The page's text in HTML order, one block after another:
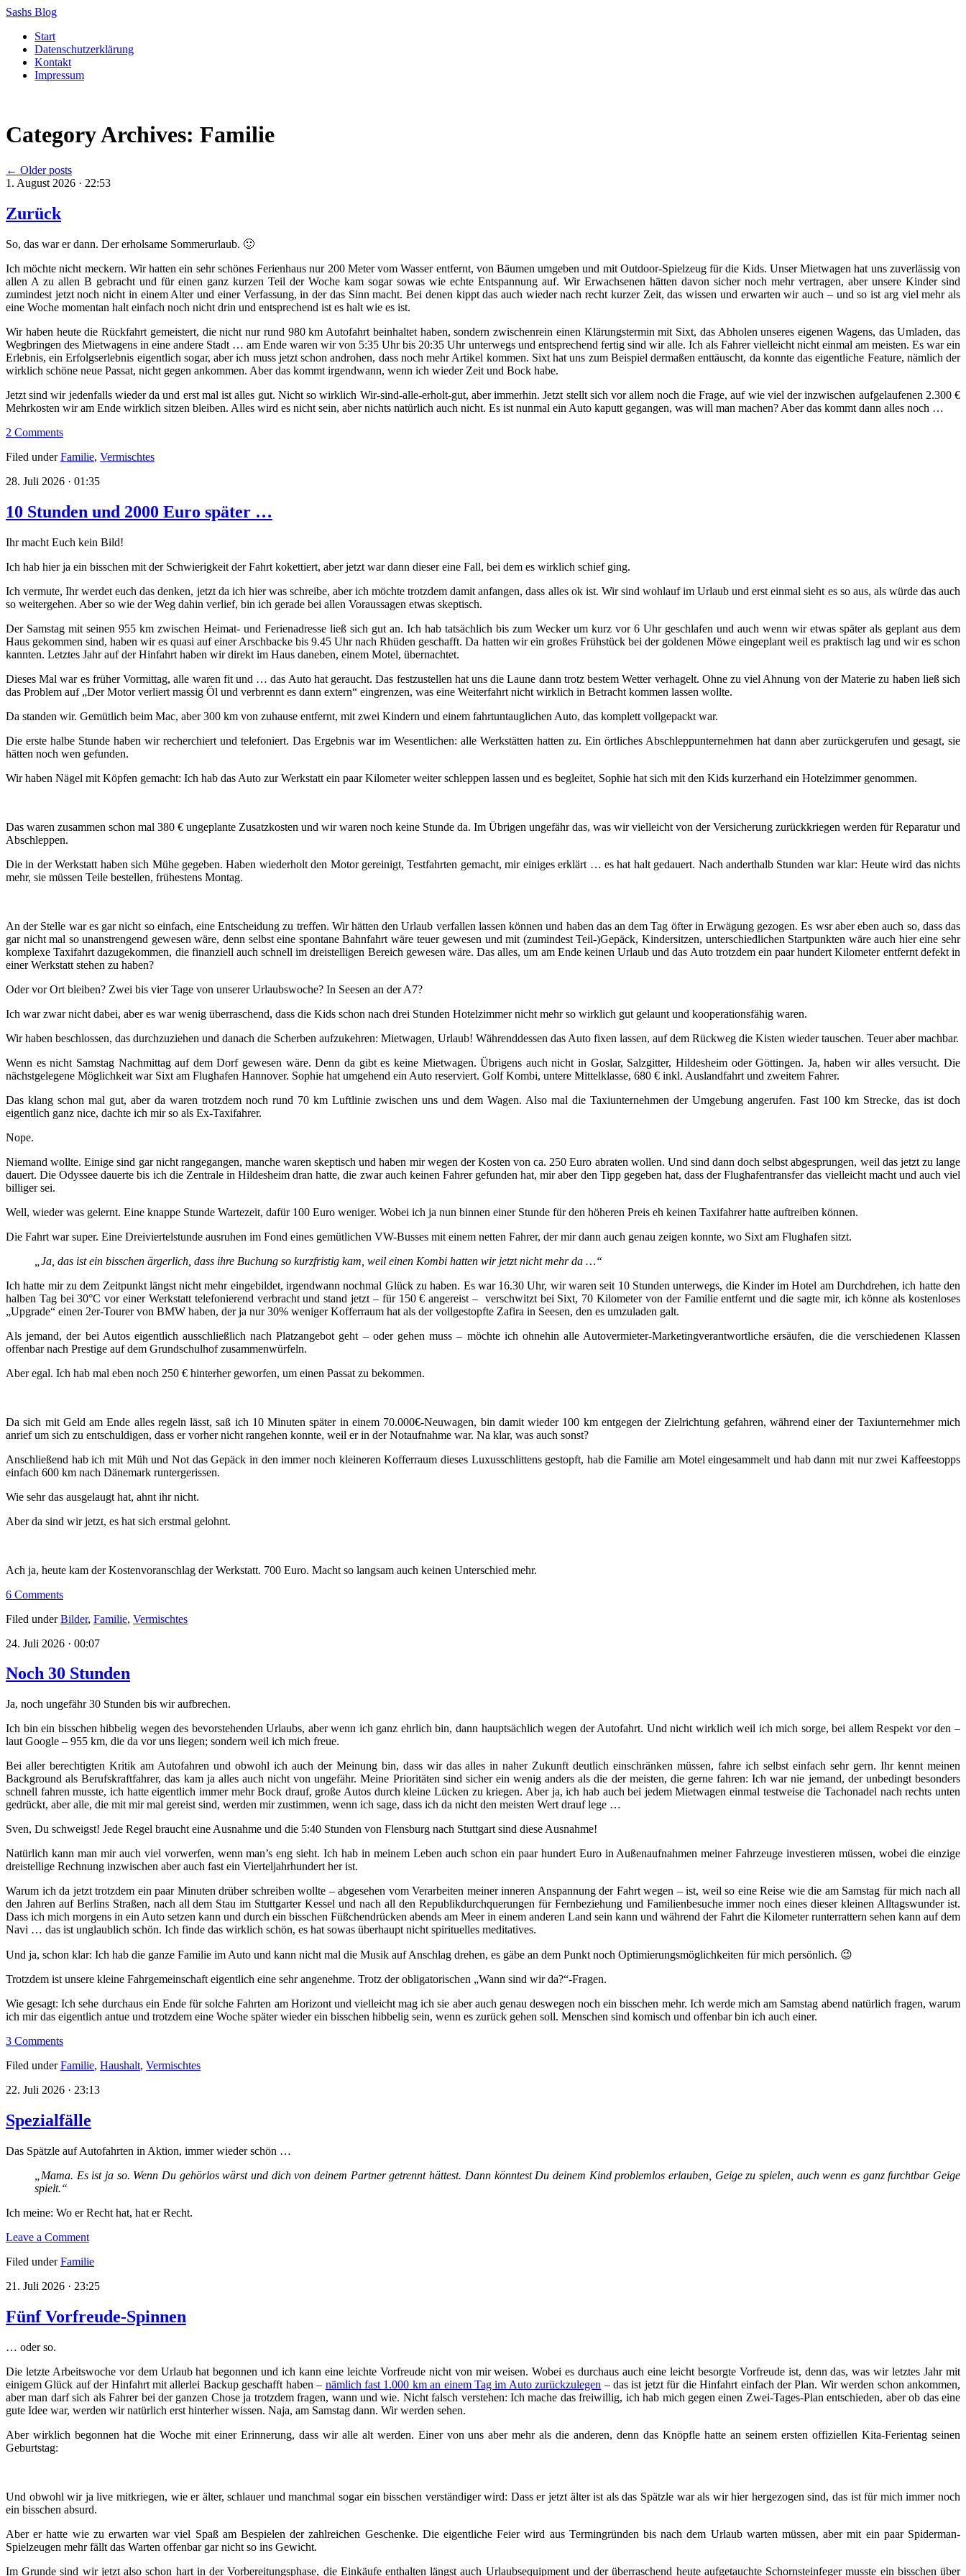
Sashs Blog
Skip
content
Start
Datenschutzerklärung
Kontakt
Impressum
Category Archives: Familie
← Older posts
1. August 2026 · 22:53
Zurück
So, das war er dann. Der erholsame Sommerurlaub. 🙂
Ich möchte nicht meckern. Wir hatten ein sehr schönes Ferienhaus nur 200 Meter vom Wasser entfernt, von Bäumen umgeben und mit Outdoor-Spielzeug für die Kids. Unser Mietwagen hat uns zuverlässig von
allen A zu allen B gebracht und für einen ganz kurzen Teil der Woche kam sogar sowas wie echte Entspannung auf. Wir Erwachsenen hätten davon sicher noch mehr vertragen, aber unsere Kinder sind
zumindest jetzt noch nicht in einem Alter und einer Verfassung, in der das Sinn macht. Bei denen kippt das auch wieder nach recht kurzer Zeit, das wissen und erwarten wir auch – und so ist arg viel mehr als
eine Woche momentan halt einfach noch nicht drin und entsprechend ist es halt wie es ist.
Wir haben heute die Rückfahrt gemeistert, die nicht nur rund 980 km Autofahrt beinhaltet haben, sondern zwischenrein einen Klärungstermin mit Sixt, das Abholen unseres eigenen Wagens, das Umladen, das
Wegbringen des Mietwagens in eine andere Stadt … am Ende waren wir von 5:35 Uhr bis 20:35 Uhr unterwegs und entsprechend fertig sind wir alle. Ich als Fahrer vielleicht nicht einmal am meisten. Es war ein
Erlebnis, ein Erfolgserlebnis eigentlich sogar, aber ich muss jetzt schon androhen, dass noch mehr Artikel kommen. Sixt hat uns zum Beispiel dermaßen enttäuscht, da konnte das eigentliche Feature, nämlich der
wirklich schöne neue Passat, nicht gegen ankommen. Aber das kommt irgendwann, wenn ich wieder Zeit und Bock habe.
Jetzt sind wir jedenfalls wieder da und erst mal ist alles gut. Nicht so wirklich Wir-sind-alle-erholt-gut, aber immerhin. Jetzt stellt sich vor allem noch die Frage, auf wie viel der inzwischen aufgelaufenen 2.300 €
Mehrkosten wir am Ende wirklich sitzen bleiben. Alles wird es nicht sein, aber nichts natürlich auch nicht. Es ist nunmal ein Auto kaputt gegangen, was will man machen? Aber das kommt dann alles noch …
2 Comments
Filed underFamilie, Vermischtes
28. Juli 2026 · 01:35
10 Stunden und 2000 Euro später …
Ihr macht Euch kein Bild!
Ich hab hier ja ein bisschen mit der Schwierigkeit der Fahrt kokettiert, aber jetzt war dann dieser eine Fall, bei dem es wirklich schief ging.
Ich vermute, Ihr werdet euch das denken, jetzt da ich hier was schreibe, aber ich möchte trotzdem damit anfangen, dass alles ok ist. Wir sind wohlauf im Urlaub und erst einmal sieht es so aus, als würde das auch
so weitergehen. Aber so wie der Weg dahin verlief, bin ich gerade bei allen Voraussagen etwas skeptisch.
Der Samstag mit seinen 955 km zwischen Heimat- und Ferienadresse ließ sich gut an. Ich hab tatsächlich bis zum Wecker um kurz vor 6 Uhr geschlafen und auch wenn wir etwas später als geplant aus dem
Haus gekommen sind, haben wir es quasi auf einer Arschbacke bis 9.45 Uhr nach Rhüden geschafft. Da hatten wir ein großes Frühstück bei der goldenen Möwe eingeplant weil es praktisch lag und wir es schon
kannten. Letztes Jahr auf der Hinfahrt haben wir direkt im Haus daneben, einem Motel, übernachtet.
Dieses Mal war es früher Vormittag, alle waren fit und … das Auto hat geraucht. Das festzustellen hat uns die Laune dann trotz bestem Wetter verhagelt. Ohne zu viel Ahnung von der Materie zu haben ließ sich
das Problem auf „Der Motor verliert massig Öl und verbrennt es dann extern“ eingrenzen, was eine Weiterfahrt nicht wirklich in Betracht kommen lassen wollte.
Da standen wir. Gemütlich beim Mac, aber 300 km von zuhause entfernt, mit zwei Kindern und einem fahrtuntauglichen Auto, das komplett vollgepackt war.
Die erste halbe Stunde haben wir recherchiert und telefoniert. Das Ergebnis war im Wesentlichen: alle Werkstätten hatten zu. Ein örtliches Abschleppunternehmen hat dann aber zurückgerufen und gesagt, sie
hätten noch wen gefunden.
Wir haben Nägel mit Köpfen gemacht: Ich hab das Auto zur Werkstatt ein paar Kilometer weiter schleppen lassen und es begleitet, Sophie hat sich mit den Kids kurzerhand ein Hotelzimmer genommen.
Das waren zusammen schon mal 380 € ungeplante Zusatzkosten und wir waren noch keine Stunde da. Im Übrigen ungefähr das, was wir vielleicht von der Versicherung zurückkriegen werden für Reparatur und
Abschleppen.
Die in der Werkstatt haben sich Mühe gegeben. Haben wiederholt den Motor gereinigt, Testfahrten gemacht, mir einiges erklärt … es hat halt gedauert. Nach anderthalb Stunden war klar: Heute wird das nichts
mehr, sie müssen Teile bestellen, frühestens Montag.
An der Stelle war es gar nicht so einfach, eine Entscheidung zu treffen. Wir hätten den Urlaub verfallen lassen können und haben das an dem Tag öfter in Erwägung gezogen. Es wsr aber eben auch so, dass das
gar nicht mal so unanstrengend gewesen wäre, denn selbst eine spontane Bahnfahrt wäre teuer gewesen und mit (zumindest Teil-)Gepäck, Kindersitzen, unterschiedlichen Startpunkten wäre auch hier eine sehr
komplexe Taxifahrt dazugekommen, die finanziell auch schnell im dreistelligen Bereich gewesen wäre. Das alles, um am Ende keinen Urlaub und das Auto trotzdem ein paar hundert Kilometer entfernt defekt in
einer Werkstatt stehen zu haben?
Oder vor Ort bleiben? Zwei bis vier Tage von unserer Urlaubswoche? In Seesen an der A7?
Ich war zwar nicht dabei, aber es war wenig überraschend, dass die Kids schon nach drei Stunden Hotelzimmer nicht mehr so wirklich gut gelaunt und kooperationsfähig waren.
Wir haben beschlossen, das durchzuziehen und danach die Scherben aufzukehren: Mietwagen, Urlaub! Währenddessen das Auto fixen lassen, auf dem Rückweg die Kisten wieder tauschen. Teuer aber machbar.
Wenn es nicht Samstag Nachmittag auf dem Dorf gewesen wäre. Denn da gibt es keine Mietwagen. Übrigens auch nicht in Goslar, Salzgitter, Hildesheim oder Göttingen. Ja, haben wir alles versucht. Die
nächstgelegene Möglichkeit war Sixt am Flughafen Hannover. Sophie hat umgehend ein Auto reserviert. Golf Kombi, untere Mittelklasse, 680 € inkl. Auslandfahrt und zweitem Fahrer.
Das klang schon mal gut, aber da waren trotzdem noch rund 70 km Luftlinie zwischen uns und dem Wagen. Also mal die Taxiunternehmen der Umgebung angerufen. Fast 100 km Strecke, das ist doch
eigentlich ganz nice, dachte ich mir so als Ex-Taxifahrer.
Nope.
Niemand wollte. Einige sind gar nicht rangegangen, manche waren skeptisch und haben mir wegen der Kosten von ca. 250 Euro abraten wollen. Und sind dann doch selbst abgesprungen, weil das jetzt zu lange
dauert. Die Odyssee dauerte bis ich die Zentrale in Hildesheim dran hatte, die zwar auch keinen Fahrer gefunden hat, mir aber den Tipp gegeben hat, dass der Flughafentransfer das vielleicht macht und auch viel
billiger sei.
Well, wieder was gelernt. Eine knappe Stunde Wartezeit, dafür 100 Euro weniger. Wobei ich ja nun binnen einer Stunde für den höheren Preis eh keinen Taxifahrer hatte auftreiben können.
Die Fahrt war super. Eine Dreiviertelstunde ausruhen im Fond eines gemütlichen VW-Busses mit einem netten Fahrer, der mir dann auch genau zeigen konnte, wo Sixt am Flughafen sitzt.
„Ja, das ist ein bisschen ärgerlich, dass ihre Buchung so kurzfristig kam, weil einen Kombi hatten wir jetzt nicht mehr da …“
Ich hatte mir zu dem Zeitpunkt längst nicht mehr eingebildet, irgendwann nochmal Glück zu haben. Es war 16.30 Uhr, wir waren seit 10 Stunden unterwegs, die Kinder im Hotel am Durchdrehen, ich hatte den
halben Tag bei 30°C vor einer Werkstatt telefonierend verbracht und stand jetzt – für 150 € angereist – verschwitzt bei Sixt, 70 Kilometer von der Familie entfernt und die sagte mir, ich könne als kostenloses
„Upgrade“ einen 2er-Tourer von BMW haben, der ja nur 30% weniger Kofferraum hat als der vollgestopfte Zafira in Seesen, den es umzuladen galt.
Als jemand, der bei Autos eigentlich ausschließlich nach Platzangebot geht – oder gehen muss – möchte ich ohnehin alle Autovermieter-Marketingverantwortliche ersäufen, die die verschiedenen Klassen
offenbar nach Prestige auf dem Grundschulhof zusammenwürfeln.
Aber egal. Ich hab mal eben noch 250 € hinterher geworfen, um einen Passat zu bekommen.
Da sich mit Geld am Ende alles regeln lässt, saß ich 10 Minuten später in einem 70.000€-Neuwagen, bin damit wieder 100 km entgegen der Zielrichtung gefahren, während einer der Taxiunternehmer mich
anrief um sich zu entschuldigen, dass er vorher nicht rangehen konnte, weil er in der Notaufnahme war. Na klar, was auch sonst?
Anschließend hab ich mit Müh und Not das Gepäck in den immer noch kleineren Kofferraum dieses Luxusschlittens gestopft, hab die Familie am Motel eingesammelt und hab dann mit nur zwei Kaffeestopps
einfach 600 km nach Dänemark runtergerissen.
Wie sehr das ausgelaugt hat, ahnt ihr nicht.
Aber da sind wir jetzt, es hat sich erstmal gelohnt.
Ach ja, heute kam der Kostenvoranschlag der Werkstatt. 700 Euro. Macht so langsam auch keinen Unterschied mehr.
6 Comments
Filed underBilder, Familie, Vermischtes
24. Juli 2026 · 00:07
Noch 30 Stunden
Ja, noch ungefähr 30 Stunden bis wir aufbrechen.
Ich bin ein bisschen hibbelig wegen des bevorstehenden Urlaubs, aber wenn ich ganz ehrlich bin, dann hauptsächlich wegen der Autofahrt. Und nicht wirklich weil ich mich sorge, bei allem Respekt vor den –
laut Google – 955 km, die da vor uns liegen; sondern weil ich mich freue.
Bei aller berechtigten Kritik am Autofahren und obwohl ich auch der Meinung bin, dass wir das alles in naher Zukunft deutlich einschränken müssen, fahre ich selbst einfach sehr gern. Ihr kennt meinen
Background als Berufskraftfahrer, das kam ja alles auch nicht von ungefähr. Meine Prioritäten sind sicher ein wenig anders als die der meisten, die gerne fahren: Ich war nie jemand, der unbedingt besonders
schnell fahren musste, ich hatte eigentlich immer mehr Bock drauf, große Autos durch kleine Lücken zu kriegen. Aber ja, ich hab auch bei jedem Mietwagen einmal testweise die Tachonadel nach rechts unten
gedrückt, aber alle, die mit mir mal gereist sind, werden mir zustimmen, wenn ich sage, dass ich da nicht den meisten Wert drauf lege …
Sven, Du schweigst! Jede Regel braucht eine Ausnahme und die 5:40 Stunden von Flensburg nach Stuttgart sind diese Ausnahme!
Natürlich kann man mir auch viel vorwerfen, wenn man’s eng sieht. Ich hab in meinem Leben auch schon ein paar hundert Euro in Außenaufnahmen meiner Fahrzeuge investieren müssen, wobei die einzige
dreistellige Rechnung inzwischen aber auch fast ein Vierteljahrhundert her ist.
Warum ich da jetzt trotzdem ein paar Minuten drüber schreiben wollte – abgesehen vom Verarbeiten meiner inneren Anspannung der Fahrt wegen – ist, weil so eine Reise wie die am Samstag für mich nach all
den Jahren auf Berlins Straßen, nach all dem Stau im Stuttgarter Kessel und nach all den Republikdurchquerungen für Fernbeziehung und Familienbesuche immer noch eines dieser kleinen Alltagswunder ist.
Dass ich mich morgens in ein Auto setzen kann und durch ein bisschen Füßchendrücken abends am Meer in einem anderen Land sein kann und während der Fahrt die Kilometer runterrattern sehen kann auf dem
Navi … das ist unglaublich schön. Ich finde das wirklich schön, es hat sowas überhaupt nicht spirituelles meditatives.
Und ja, schon klar: Ich hab die ganze Familie im Auto und kann nicht mal die Musik auf Anschlag drehen, es gäbe an dem Punkt noch Optimierungsmöglichkeiten für mich persönlich. 😉
Trotzdem ist unsere kleine Fahrgemeinschaft eigentlich eine sehr angenehme. Trotz der obligatorischen „Wann sind wir da?“-Fragen.
Wie gesagt: Ich sehe durchaus ein Ende für solche Fahrten am Horizont und vielleicht mag ich sie aber auch genau deswegen noch ein bisschen mehr. Ich werde mich am Samstag abend natürlich fragen, warum
ich mir das eigentlich antue und trotzdem eine Woche später wieder ein bisschen hibbelig sein, wenn es zurück gehen soll. Menschen sind komisch und offenbar bin ich auch einer.
3 Comments
Filed underFamilie, Haushalt, Vermischtes
22. Juli 2026 · 23:13
Spezialfälle
Das Spätzle auf Autofahrten in Aktion, immer wieder schön …
„Mama. Es ist ja so. Wenn Du gehörlos wärst und dich von deinem Partner getrennt hättest. Dann könntest Du deinem Kind problemlos erlauben, Geige zu spielen, auch wenn es ganz furchtbar Geige
spielt.“
Ich meine: Wo er Recht hat, hat er Recht.
Leave a Comment
Filed underFamilie
21. Juli 2026 · 23:25
Fünf Vorfreude-Spinnen
… oder so.
Die letzte Arbeitswoche vor dem Urlaub hat begonnen und ich kann eine leichte Vorfreude nicht von mir weisen. Wobei es durchaus auch eine leicht besorgte Vorfreude ist, denn das, was wir letztes Jahr mit
einigem Glück auf der Hinfahrt mit allerlei Backup geschafft haben – nämlich fast 1.000 km an einem Tag im Auto zurückzulegen – das ist jetzt für die Hinfahrt einfach der Plan. Wir werden schon ankommen,
aber man darf sich als Fahrer bei der ganzen Chose ja trotzdem fragen, wann und wie. Nicht falsch verstehen: Ich mache das freiwillig, ich hab mich gegen einen Zwei-Tages-Plan entschieden, aber ob das eine
gute Idee war, werden wir natürlich erst hinterher wissen. Naja, am Samstag dann. Wir werden sehen.
Aber wirklich begonnen hat die Woche mit einer Erinnerung, dass wir alle alt werden. Einer von uns aber mehr als die anderen, denn das Knöpfle hatte an seinem ersten offiziellen Kita-Ferientag seinen
Geburtstag:
Und obwohl wir ja live mitkriegen, wie er älter, schlauer und manchmal sogar ein bisschen verständiger wird: Dass er jetzt älter ist als das Spätzle war als wir hier hergezogen sind, das ist für mich immer noch
ein bisschen absurd.
Aber er hatte wie zu erwarten war viel Spaß am Bespielen der zahlreichen Geschenke. Die eigentliche Feier wird aus Termingründen bis nach dem Urlaub warten müssen, aber mit ein paar Spiderman-
Spielzeugen mehr fällt das Warten offenbar gar nicht so ins Gewicht.
Im Grunde sind wir jetzt also schon hart in der Vorbereitungsphase, die Einkäufe enthalten längst auch Urlaubsequipment und der überraschend heute aufgetauchte Schornsteinfeger musste ein bisschen über